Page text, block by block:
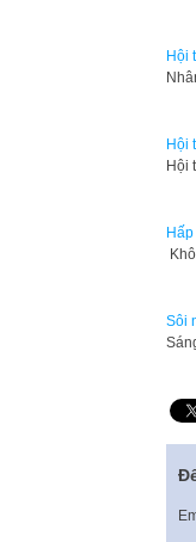
Hội
Hội
Hội
Sôi